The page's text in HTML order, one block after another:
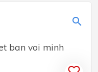
ban voi minh